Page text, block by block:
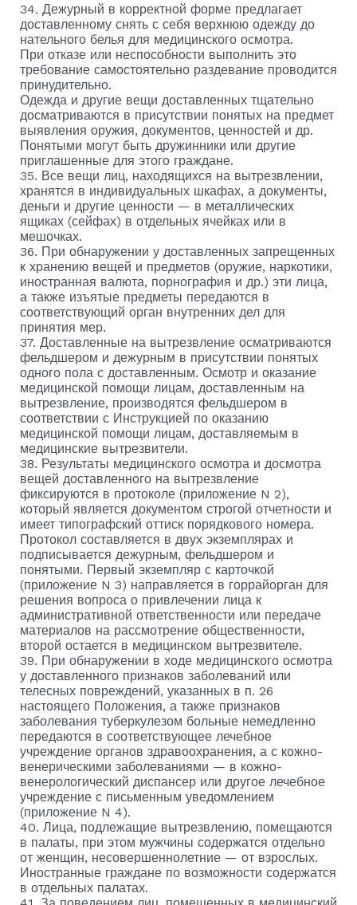
34. Дежурный в корректной форме предлагает
доставленному снять с себя верхнюю одежду до
нательного белья для медицинского осмотра.
При отказе или неспособности выполнить это
требование самостоятельно раздевание проводится
принудительно.
Одежда и другие вещи доставленных тщательно
досматриваются в присутствии понятых на предмет
выявления оружия, документов, ценностей и др.
Понятыми могут быть дружинники или другие
приглашенные для этого граждане.
35. Все вещи лиц, находящихся на вытрезвлении,
хранятся в индивидуальных шкафах, а документы,
деньги и другие ценности — в металлических
ящиках (сейфах) в отдельных ячейках или в
мешочках.
36. При обнаружении у доставленных запрещенных
к хранению вещей и предметов (оружие, наркотики,
иностранная валюта, порнография и др.) эти лица,
а также изъятые предметы передаются в
соответствующий орган внутренних дел для
принятия мер.
37. Доставленные на вытрезвление осматриваются
фельдшером и дежурным в присутствии понятых
одного пола с доставленным. Осмотр и оказание
медицинской помощи лицам, доставленным на
вытрезвление, производятся фельдшером в
соответствии с Инструкцией по оказанию
медицинской помощи лицам, доставляемым в
медицинские вытрезвители.
38. Результаты медицинского осмотра и досмотра
вещей доставленного на вытрезвление
фиксируются в протоколе (приложение N 2),
который является документом строгой отчетности и
имеет типографский оттиск порядкового номера.
Протокол составляется в двух экземплярах и
подписывается дежурным, фельдшером и
понятыми. Первый экземпляр с карточкой
(приложение N 3) направляется в горрайорган для
решения вопроса о привлечении лица к
административной ответственности или передаче
материалов на рассмотрение общественности,
второй остается в медицинском вытрезвителе.
39. При обнаружении в ходе медицинского осмотра
у доставленного признаков заболеваний или
телесных повреждений, указанных в п. 26
настоящего Положения, а также признаков
заболевания туберкулезом больные немедленно
передаются в соответствующее лечебное
учреждение органов здравоохранения, а с кожно-
венерическими заболеваниями — в кожно-
венерологический диспансер или другое лечебное
учреждение с письменным уведомлением
(приложение N 4).
40. Лица, подлежащие вытрезвлению, помещаются
в палаты, при этом мужчины содержатся отдельно
от женщин, несовершеннолетние — от взрослых.
Иностранные граждане по возможности содержатся
в отдельных палатах.